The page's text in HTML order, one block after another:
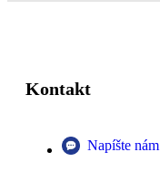
Kontakt
Napíšte nám